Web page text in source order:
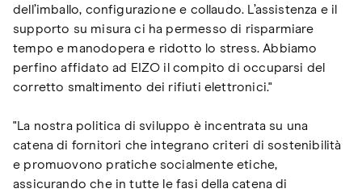
dell’imballo, configurazione e collaudo. L’assistenza e il
supporto su misura ci ha permesso di risparmiare
tempo e manodopera e ridotto lo stress. Abbiamo
perfino affidato ad EIZO il compito di occuparsi del
corretto smaltimento dei rifiuti elettronici."
"La nostra politica di sviluppo è incentrata su una
catena di fornitori che integrano criteri di sostenibilità
e promuovono pratiche socialmente etiche,
assicurando che in tutte le fasi della catena di